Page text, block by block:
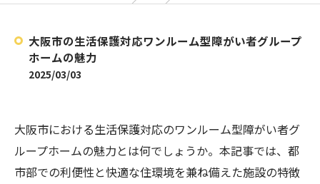
大阪市の生活保護対応ワンルーム型障がい者グループ
ホームの魅力
2025/03/03
大阪市における生活保護対応のワンルーム型障がい者グ
ループホームの魅力とは何でしょうか。本記事では、都
市部での利便性と快適な住環境を兼ね備えた施設の特徴